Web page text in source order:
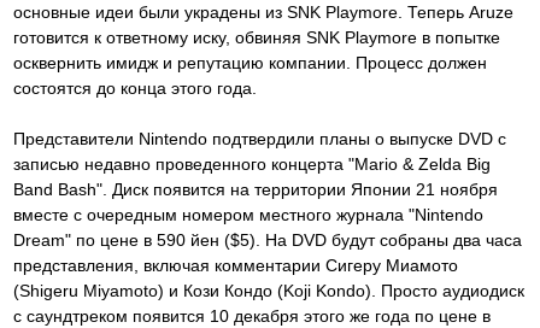
основные идеи были украдены из SNK Playmore. Теперь Aruze
готовится к ответному иску, обвиняя SNK Playmore в попытке
осквернить имидж и репутацию компании. Процесс должен
состоятся до конца этого года.
Представители Nintendo подтвердили планы о выпуске DVD с
записью недавно проведенного концерта "Mario & Zelda Big
Band Bash". Диск появится на территории Японии 21 ноября
вместе с очередным номером местного журнала "Nintendo
Dream" по цене в 590 йен ($5). На DVD будут собраны два часа
представления, включая комментарии Сигеру Миамото
(Shigeru Miyamoto) и Кози Кондо (Koji Kondo). Просто аудиодиск
с саундтреком появится 10 декабря этого же года по цене в